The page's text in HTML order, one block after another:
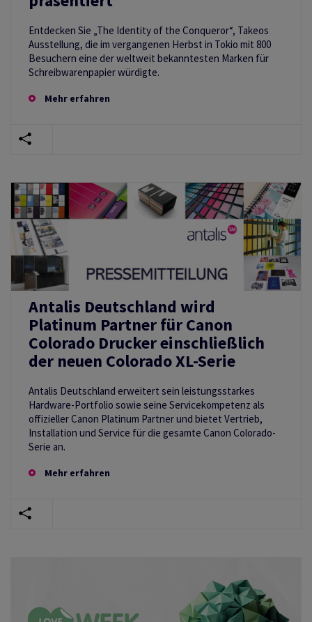
Entdecken Sie „The Identity of the Conqueror“, Takeos
Ausstellung, die im vergangenen Herbst in Tokio mit 800
Besuchern eine der weltweit bekanntesten Marken für
Schreibwarenpapier würdigte.
Mehr erfahren
Antalis Deutschland wird
Platinum Partner für Canon
Colorado Drucker einschließlich
der neuen Colorado XL-Serie
Antalis Deutschland erweitert sein leistungsstarkes
Hardware-Portfolio sowie seine Servicekompetenz als
offizieller Canon Platinum Partner und bietet Vertrieb,
Installation und Service für die gesamte Canon Colorado-
Serie an.
Mehr erfahren